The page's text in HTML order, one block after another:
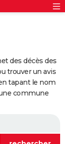
des décès des
trouver un avis
tapant le nom
commune